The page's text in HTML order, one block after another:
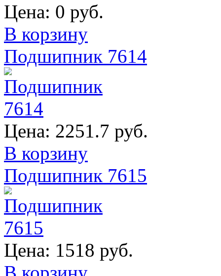
Цена: 0 руб.
В корзину
Подшипник 7614
Цена: 2251.7 руб.
В корзину
Подшипник 7615
Цена: 1518 руб.